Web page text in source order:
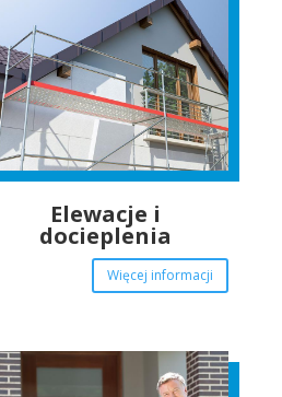
Elewacje i
docieplenia
Więcej informacji